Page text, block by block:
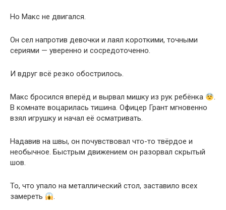
Но Макс не двигался.
Он сел напротив девочки и лаял короткими, точными
сериями — уверенно и сосредоточенно.
И вдруг всё резко обострилось.
Макс бросился вперёд и вырвал мишку из рук ребёнка
.
В комнате воцарилась тишина. Офицер Грант мгновенно
взял игрушку и начал её осматривать.
Надавив на швы, он почувствовал что-то твёрдое и
необычное. Быстрым движением он разорвал скрытый
шов.
То, что упало на металлический стол, заставило всех
замереть
.